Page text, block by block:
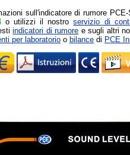
sull'indicatore di rumore
o utilizzi il nostroservizio di
indicatori di rumore e sugli altri
per laboratorio o bilance di PCE